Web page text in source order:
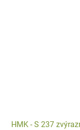
HMK - S 237